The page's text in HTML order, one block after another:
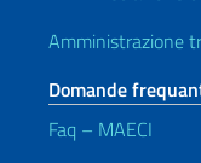
Amministrazione
Domande
Faq – MAECI